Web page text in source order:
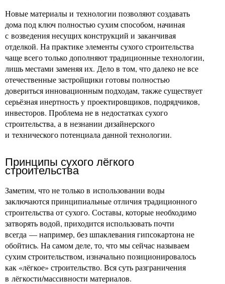
Новые материалы и технологии позволяют создавать
дома под ключ полностью сухим способом, начиная
с возведения несущих конструкций и заканчивая
отделкой. На практике элементы сухого строительства
чаще всего только дополняют традиционные технологии,
лишь местами заменяя их. Дело в том, что далеко не все
отечественные застройщики готовы полностью
довериться инновационным подходам, также существует
серьёзная инертность у проектировщиков, подрядчиков,
инвесторов. Проблема не в недостатках сухого
строительства, а в незнании дизайнерского
и технического потенциала данной технологии.
Принципы сухого лёгкого
строительства
Заметим, что не только в использовании воды
заключаются принципиальные отличия традиционного
строительства от сухого. Составы, которые необходимо
затворять водой, приходится использовать почти
всегда — например, без шпаклевания гипсокартона не
обойтись. На самом деле, то, что мы сейчас называем
сухим строительством, изначально позиционировалось
как «лёгкое» строительство. Вся суть разграничения
в лёгкости/массивности материалов.